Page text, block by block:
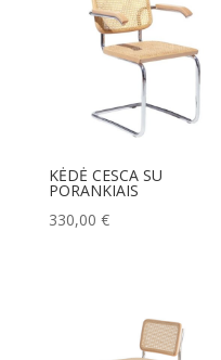
KĖDĖ CESCA SU
PORANKIAIS
330,00 €